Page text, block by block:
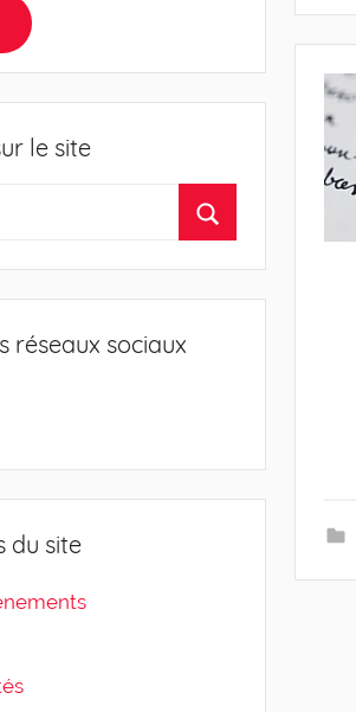
le site
réseaux sociaux
du site